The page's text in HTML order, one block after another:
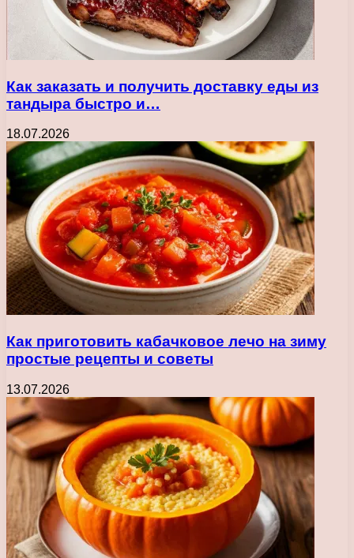
Как заказать и получить доставку еды из
тандыра быстро и…
18.07.2026
Как приготовить кабачковое лечо на зиму
простые рецепты и советы
13.07.2026